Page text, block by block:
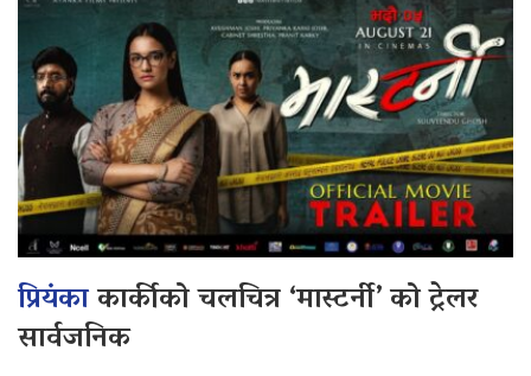
प्रियंकाकार्कीको चलचित्र ‘मास्टर्नी’ को ट्रेलर
सार्वजनिक